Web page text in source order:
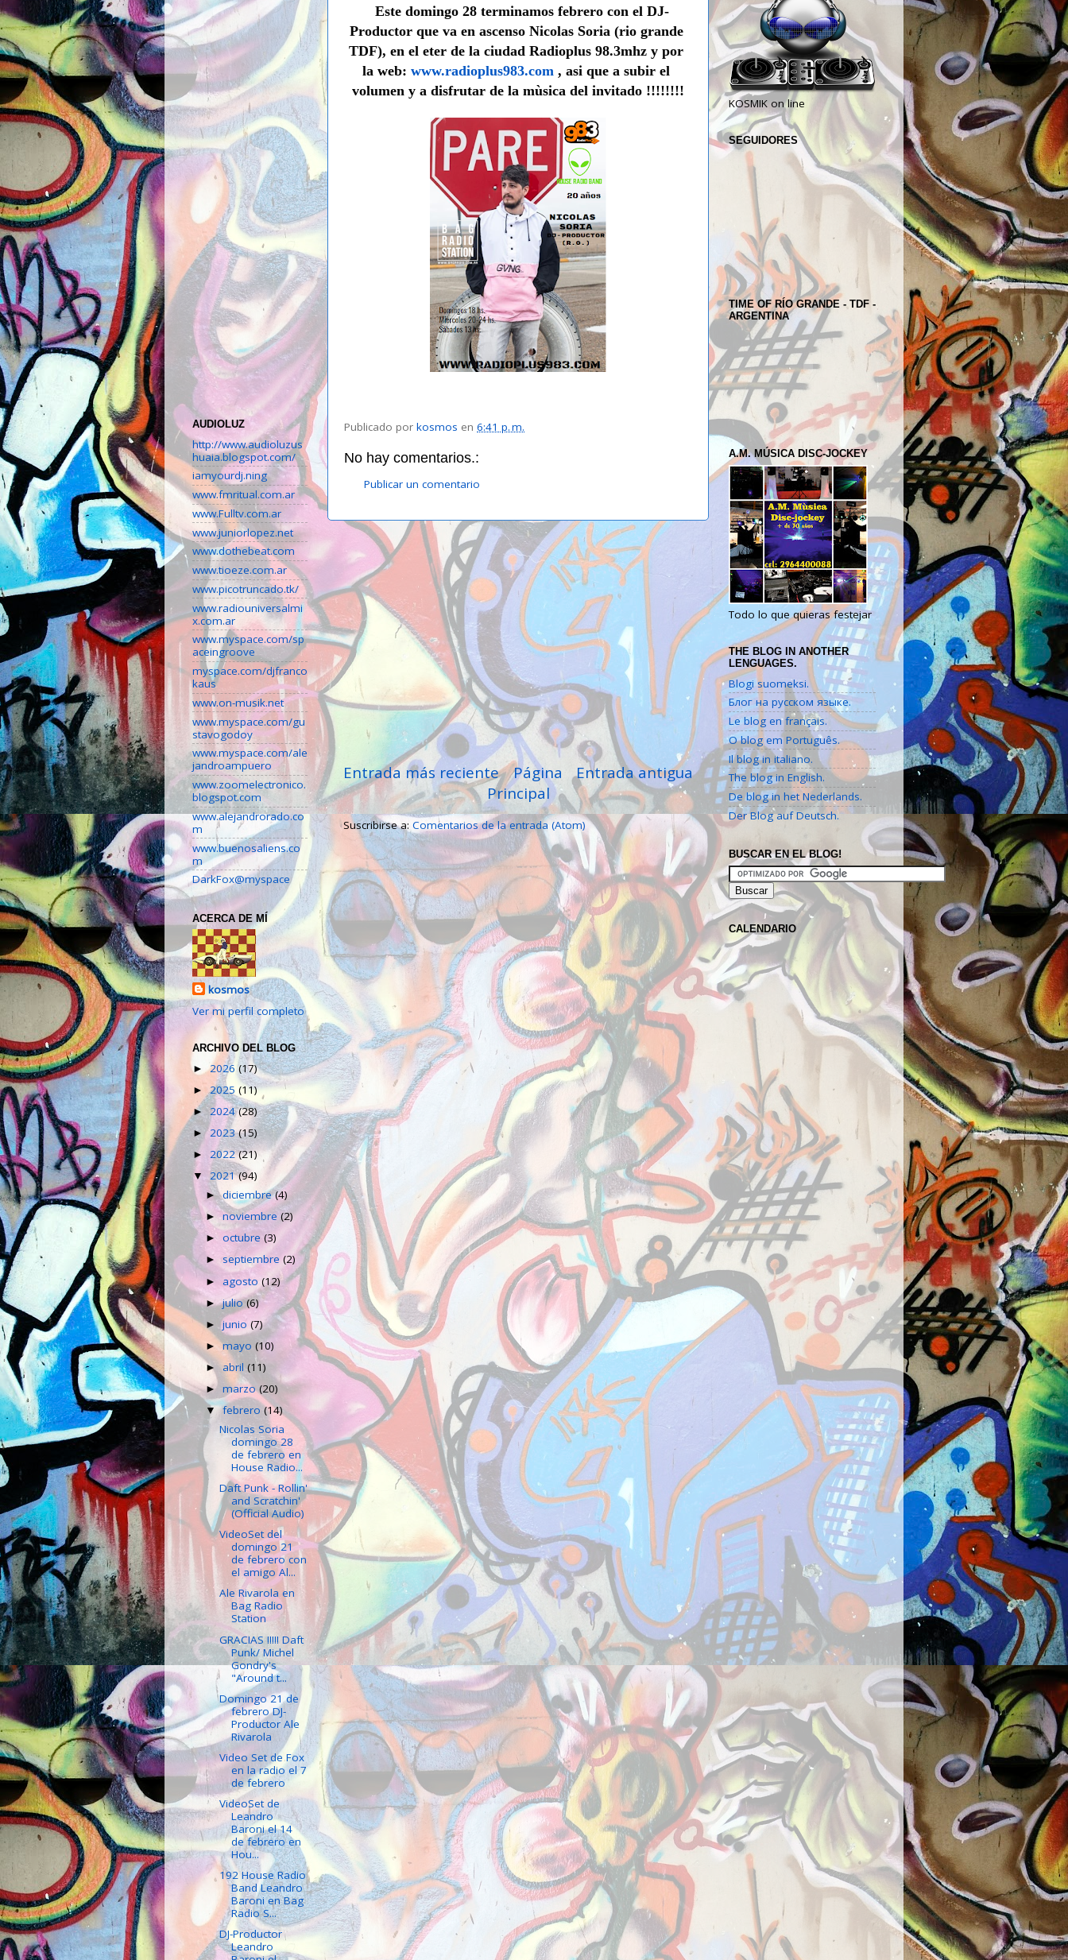
Este domingo 28 terminamos febrero con el DJ-
Productor que va en ascenso Nicolas Soria (rio grande
TDF), en el eter de la ciudad Radioplus 98.3mhz y por
la web: www.radioplus983.com , asi que a subir el
volumen y a disfrutar de la mùsica del invitado !!!!!!!!
Publicado por kosmos en 6:41 p. m.
No hay comentarios.:
Publicar un comentario
Entrada más reciente Entrada antigua
Página
Principal
Suscribirse a: Comentarios de la entrada (Atom)
AUDIOLUZ
http://www.audioluzus
huaia.blogspot.com/
iamyourdj.ning
www.fmritual.com.ar
www.Fulltv.com.ar
www.juniorlopez.net
www.dothebeat.com
www.tioeze.com.ar
www.picotruncado.tk/
www.radiouniversalmi
x.com.ar
www.myspace.com/sp
aceingroove
myspace.com/djfranco
kaus
www.on-musik.net
www.myspace.com/gu
stavogodoy
www.myspace.com/ale
jandroampuero
www.zoomelectronico.
blogspot.com
www.alejandrorado.co
m
www.buenosaliens.co
m
DarkFox@myspace
ACERCA DE MÍ
kosmos
Ver mi perfil completo
ARCHIVO DEL BLOG
►2026 (17)
►2025 (11)
►2024(28)
►2023(15)
► 2022(21)
▼ 2021(94)
►diciembre(4)
►noviembre(2)
►octubre(3)
►septiembre(2)
►agosto(12)
►julio(6)
►junio(7)
►mayo(10)
►abril(11)
►marzo(20)
▼febrero(14)
Nicolas Soria
domingo 28
de febrero en
House Radio...
Daft Punk - Rollin'
and Scratchin'
(Official Audio)
VideoSet del
domingo 21
de febrero con
el amigo Al...
Ale Rivarola en
Bag Radio
Station
GRACIAS !!!!! Daft
Punk/ Michel
Gondry's
"Around t...
Domingo 21 de
febrero DJ-
Productor Ale
Rivarola
Video Set de Fox
en la radio el 7
de febrero
VideoSet de
Leandro
Baroni el 14
de febrero en
Hou...
192 House Radio
Band Leandro
Baroni en Bag
Radio S...
DJ-Productor
Leandro
KOSMIK on line
SEGUIDORES
TIME OF RÍO GRANDE - TDF -
ARGENTINA
A.M. MÚSICA DISC-JOCKEY
Todo lo que quieras festejar
THE BLOG IN ANOTHER
LENGUAGES.
Blogi suomeksi.
Блог на русском языке.
Le blog en français.
O blog em Português.
Il blog in italiano.
The blog in English.
De blog in het Nederlands.
Der Blog auf Deutsch.
BUSCAR EN EL BLOG!
CALENDARIO